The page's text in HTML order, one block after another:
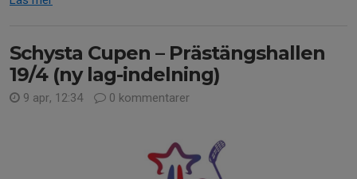
Schysta Cupen – Prästängshallen
19/4 (ny lag-indelning)
9 apr, 12:34 0 kommentarer